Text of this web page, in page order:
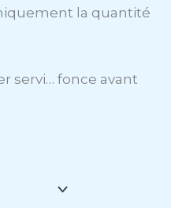
la quantité
servi… fonce avant